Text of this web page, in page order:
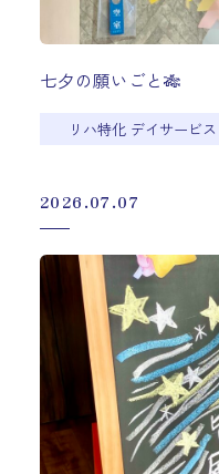
七夕の願いごと🎋
リハ特化 デイサービ
2026.07.07